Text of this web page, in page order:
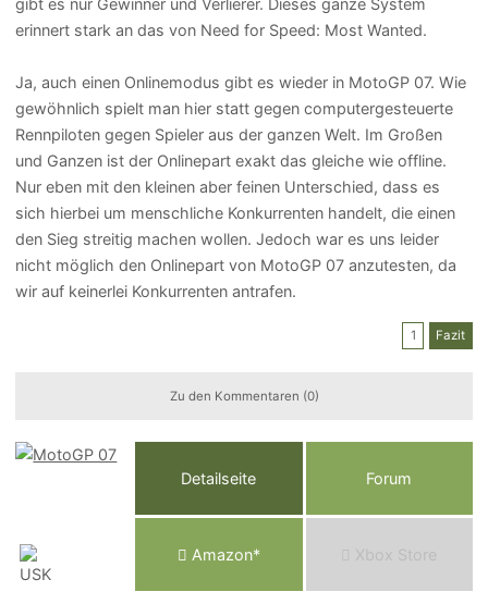
gibt es nur Gewinner und Verlierer. Dieses ganze System
erinnert stark an das von Need for Speed: Most Wanted.
Ja, auch einen Onlinemodus gibt es wieder in MotoGP 07. Wie
gewöhnlich spielt man hier statt gegen computergesteuerte
Rennpiloten gegen Spieler aus der ganzen Welt. Im Großen
und Ganzen ist der Onlinepart exakt das gleiche wie offline.
Nur eben mit den kleinen aber feinen Unterschied, dass es
sich hierbei um menschliche Konkurrenten handelt, die einen
den Sieg streitig machen wollen. Jedoch war es uns leider
nicht möglich den Onlinepart von MotoGP 07 anzutesten, da
wir auf keinerlei Konkurrenten antrafen.
1 Fazit
Zu den Kommentaren (0)
Detailseite Forum
Amazon* Xbox Store